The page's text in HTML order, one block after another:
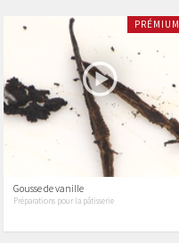
PRÉMIUM
Gousse de vanille
Préparations pour la pâtisserie